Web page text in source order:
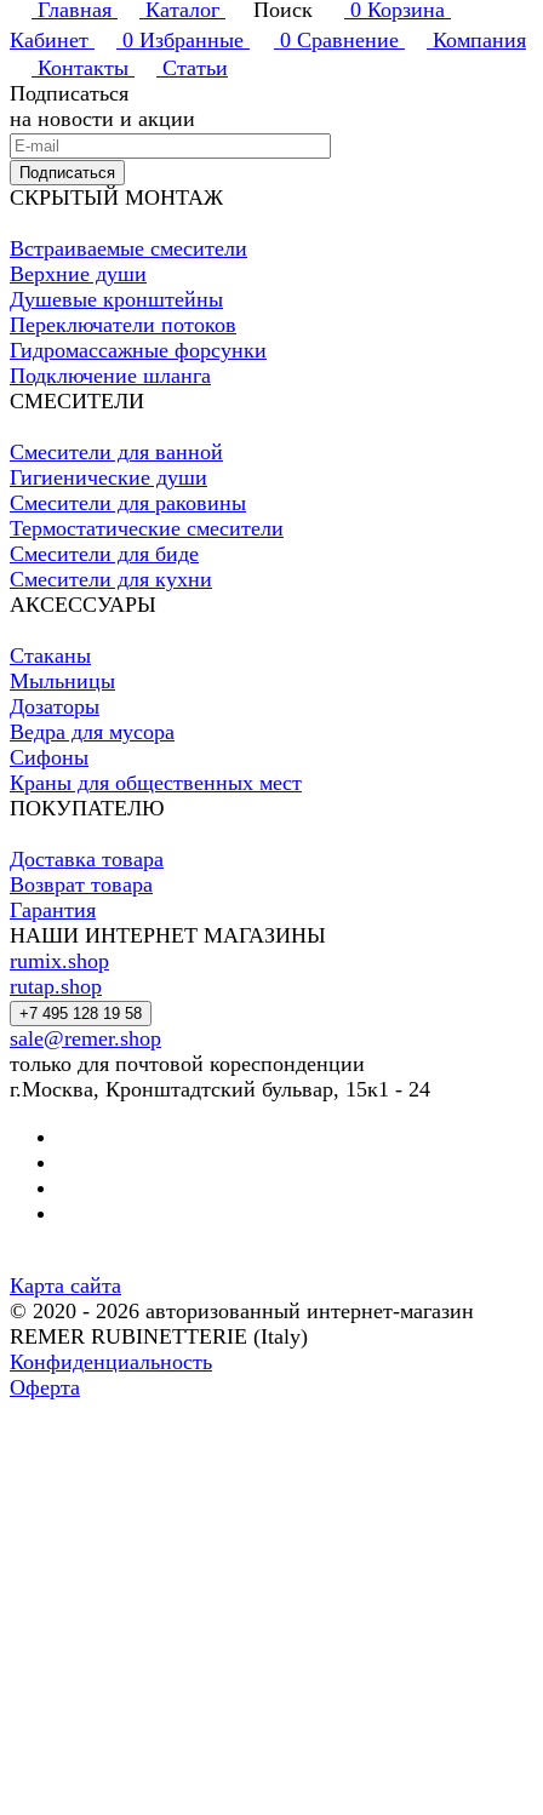
Главная
Каталог Поиск 0 Корзина
Кабинет
0 Избранные 0 Сравнение
Компания
Контакты
Статьи
Подписаться
на новости и акции
Подписаться
СКРЫТЫЙ МОНТАЖ
Встраиваемые смесители
Верхние души
Душевые кронштейны
Переключатели потоков
Гидромассажные форсунки
Подключение шланга
СМЕСИТЕЛИ
Смесители для ванной
Гигиенические души
Смесители для раковины
Термостатические смесители
Смесители для биде
Смесители для кухни
АКСЕССУАРЫ
Стаканы
Мыльницы
Дозаторы
Ведра для мусора
Сифоны
Краны для общественных мест
ПОКУПАТЕЛЮ
Доставка товара
Возврат товара
Гарантия
НАШИ ИНТЕРНЕТ МАГАЗИНЫ
rumix.shop
rutap.shop
+7 495 128 19 58
sale@remer.shop
только для почтовой кореспонденции
г.Москва, Кронштадтский бульвар, 15к1 - 24
Карта сайта
© 2020 - 2026 авторизованный интернет-магазин
REMER RUBINETTERIE (Italy)
Конфиденциальность
Оферта